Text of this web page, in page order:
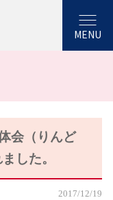
MENU
会（りんど
した。
2017/12/19